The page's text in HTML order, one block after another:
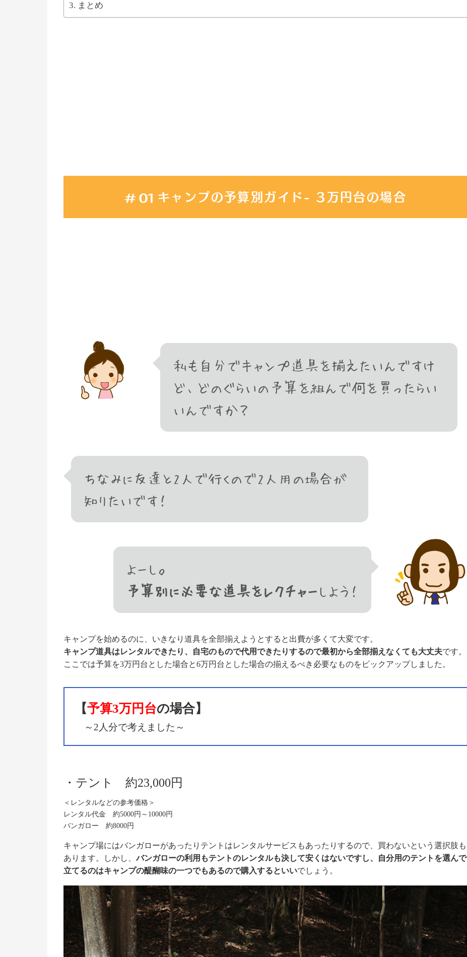
まとめ
キャンプの予算別ガイド- 3万円台の場合
私も自分でキャンプ道具を揃えたいんですけ
ど、どのぐらいの予算を組んで何を買ったらい
いんですか？
ちなみに友達と2人で行くので2人用の場合が
知りたいです！
よーし。
予算別に必要な道具をレクチャー しよう！
キャンプを始めるのに、いきなり道具を全部揃えようとすると出費が多くて大変です。
キャンプ道具はレンタルできたり、自宅のもので代用できたりするので最初から全部揃えなくても大丈夫です。
ここでは予算を3万円台とした場合と6万円台とした場合の揃えるべき必要なものをピックアップしました。
【予算3万円台の場合】
～2人分で考えました～
・テント 約23,000円
＜レンタルなどの参考価格＞
レンタル代金 約5000円～10000円
バンガロー 約8000円
キャンプ場にはバンガローがあったりテントはレンタルサービスもあったりするので、買わないという選択肢も
あります。しかし、バンガローの利用もテントのレンタルも決して安くはないですし、自分用のテントを選んで
立てるのはキャンプの醍醐味の一つでもあるので購入するといいでしょう。